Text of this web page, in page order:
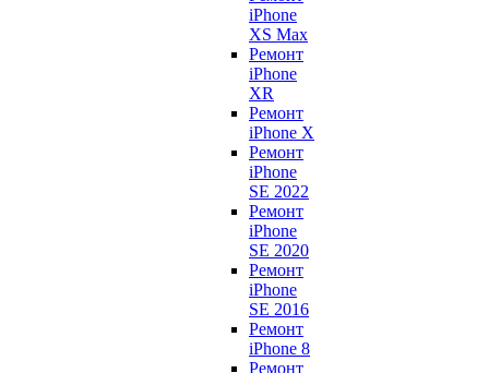
iPhone
XS Max
Ремонт
iPhone
XR
Ремонт
iPhone X
Ремонт
iPhone
SE 2022
Ремонт
iPhone
SE 2020
Ремонт
iPhone
SE 2016
Ремонт
iPhone 8
Ремонт